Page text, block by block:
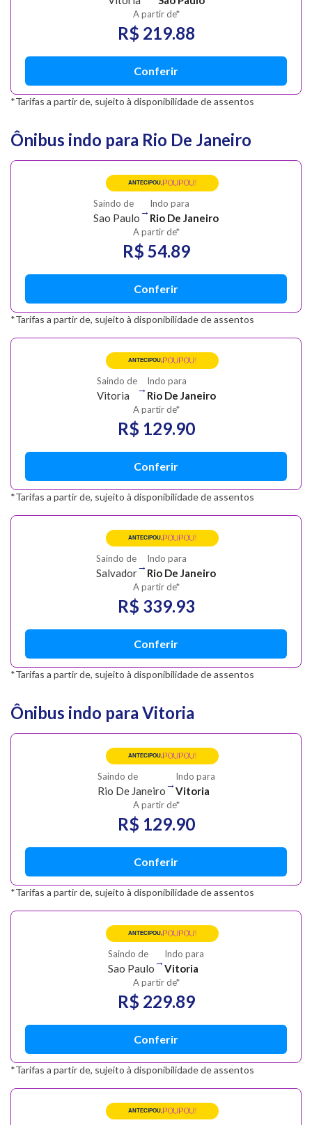
A partir de*
R$ 219.88
Conferir
*Tarifas a partir de, sujeito à disponibilidade de assentos
Ônibus indo para Rio De Janeiro
Saindo de
Sao Paulo
→
Indo para
Rio De Janeiro
ANTECIPOU,POUPOU!
A partir de*
R$ 54.89
Conferir
*Tarifas a partir de, sujeito à disponibilidade de assentos
Saindo de
Vitoria
→
Indo para
Rio De Janeiro
ANTECIPOU,POUPOU!
A partir de*
R$ 129.90
Conferir
*Tarifas a partir de, sujeito à disponibilidade de assentos
Saindo de
Salvador
→
Indo para
Rio De Janeiro
ANTECIPOU,POUPOU!
A partir de*
R$ 339.93
Conferir
*Tarifas a partir de, sujeito à disponibilidade de assentos
Ônibus indo para Vitoria
Saindo de
Rio De Janeiro
→
Indo para
Vitoria
ANTECIPOU,POUPOU!
A partir de*
R$ 129.90
Conferir
*Tarifas a partir de, sujeito à disponibilidade de assentos
Saindo de
Sao Paulo
→
Indo para
Vitoria
ANTECIPOU,POUPOU!
A partir de*
R$ 229.89
Conferir
*Tarifas a partir de, sujeito à disponibilidade de assentos
ANTECIPOU,POUPOU!